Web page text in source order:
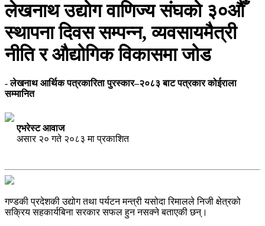
लेखनाथ उद्योग वाणिज्य संघको ३०औँ
स्थापना दिवस सम्पन्न, व्यवसायमैत्री
नीति र औद्योगिक विकासमा जोड
- लेखनाथ आर्थिक पत्रकारिता पुरस्कार–२०८३ बाट पत्रकार कोईराला
सम्मानित
एभरेस्ट आवाज
असार २० गते २०८३ मा प्रकाशित
गण्डकी प्रदेशकी उद्योग तथा पर्यटन मन्त्री यसोदा रिमालले निजी क्षेत्रको
सक्रिय सहकार्यबिना सरकार सफल हुन नसक्ने बताएकी छन्।